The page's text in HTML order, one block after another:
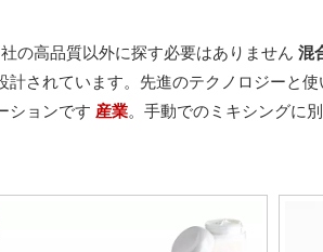
の高品質以外に探す必要はありません 混
されています。先進のテクノロジーと使
ションです 産業。手動でのミキシングに